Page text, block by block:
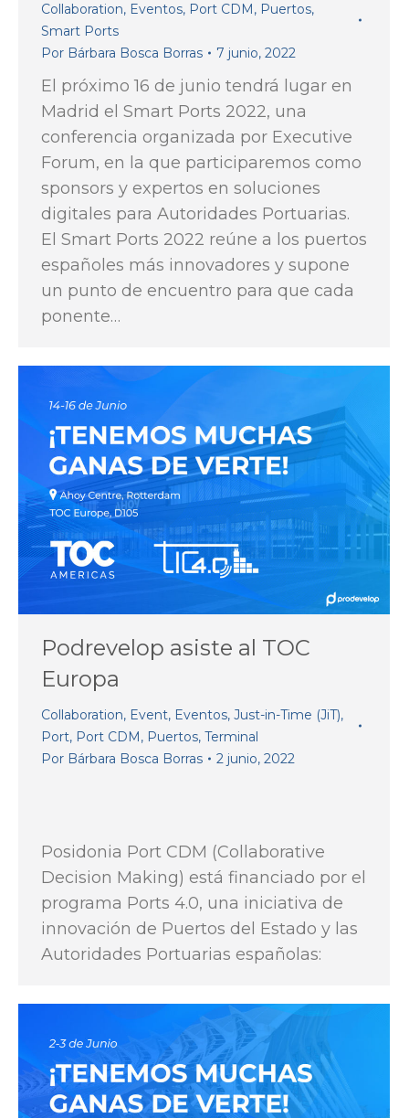
Collaboration, Eventos, Port CDM, Puertos,
Smart Ports
Por Bárbara Bosca Borras 7 junio, 2022
El próximo 16 de junio tendrá lugar en
Madrid el Smart Ports 2022, una
conferencia organizada por Executive
Forum, en la que participaremos como
sponsors y expertos en soluciones
digitales para Autoridades Portuarias.
El Smart Ports 2022 reúne a los puertos
españoles más innovadores y supone
un punto de encuentro para que cada
ponente…
Podrevelop asiste al TOC
Europa
Collaboration, Event, Eventos, Just-in-Time (JiT),
Port, Port CDM, Puertos, Terminal
Por Bárbara Bosca Borras 2 junio, 2022
Posidonia Port CDM (Collaborative
Decision Making) está financiado por el
programa Ports 4.0, una iniciativa de
innovación de Puertos del Estado y las
Autoridades Portuarias españolas: